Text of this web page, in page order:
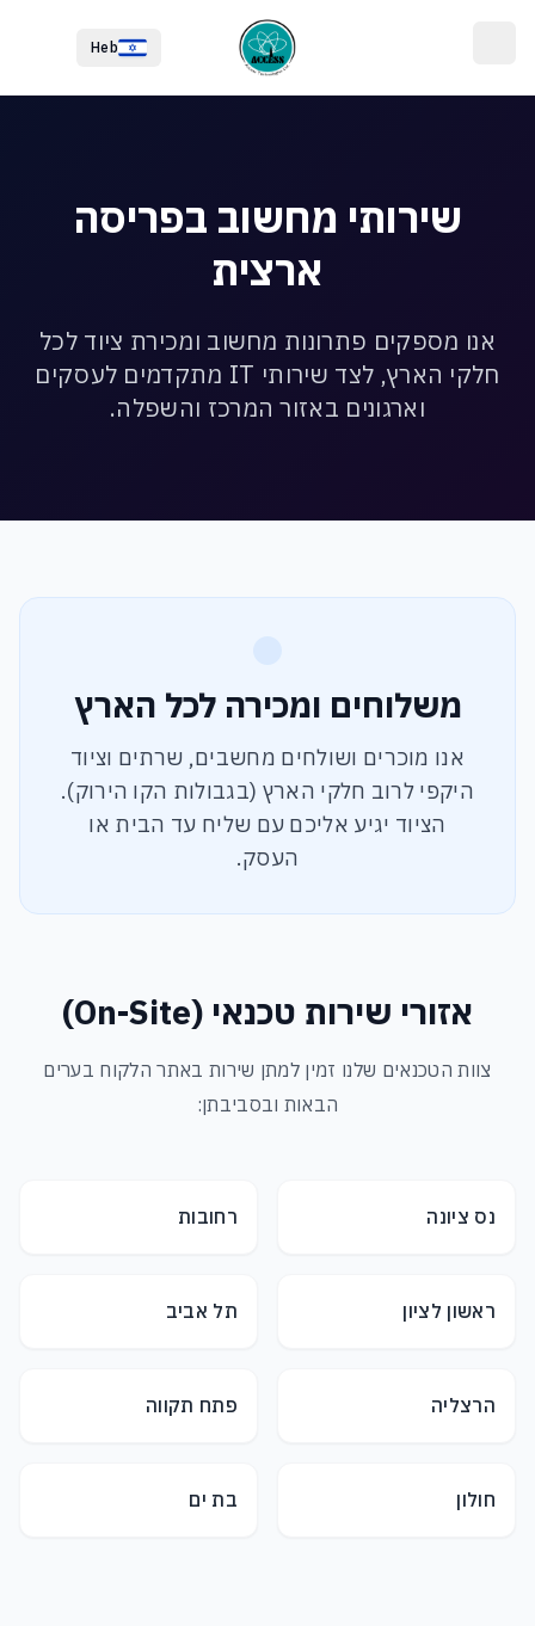
Heb
שירותי מחשוב בפריסה
ארצית
אנו מספקים פתרונות מחשוב ומכירת ציוד לכל
חלקי הארץ, לצד שירותי IT מתקדמים לעסקים
וארגונים באזור המרכז והשפלה.
משלוחים ומכירה לכל הארץ
אנו מוכרים ושולחים מחשבים, שרתים וציוד
היקפי לרוב חלקי הארץ (בגבולות הקו הירוק).
הציוד יגיע אליכם עם שליח עד הבית או
העסק.
אזורי שירות טכנאי (On-Site)
צוות הטכנאים שלנו זמין למתן שירות באתר הלקוח בערים
הבאות ובסביבתן:
נס ציונה רחובות
ראשון לציון תל אביב
הרצליה פתח תקווה
חולון בת ים